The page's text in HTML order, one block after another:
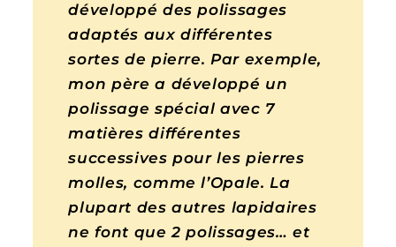
développé des polissages
adaptés aux différentes
sortes de pierre. Par exemple,
mon père a développé un
polissage spécial avec 7
matières différentes
successives pour les pierres
molles, comme l’Opale. La
plupart des autres lapidaires
ne font que 2 polissages… et